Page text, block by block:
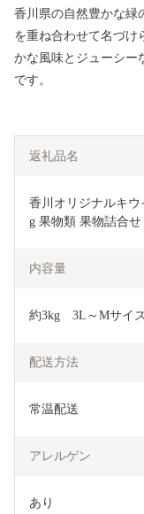
香川県の自然豊かな緑
を重ね合わせて名づけ
かな風味とジューシー
で
返礼品名
香川オリジナルキ
g 果物類 果物詰合せ
内容量
約3kg　3L～Mサイ
配送方法
常温配送
アレルゲン
あり